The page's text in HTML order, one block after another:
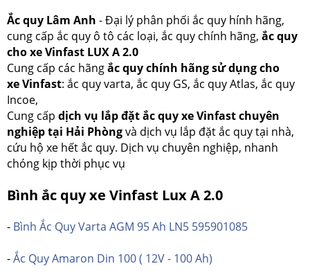
Ắc quy Lâm Anh - Đại lý phân phối ắc quy hính hãng,
cung cấp ắc quy ô tô các loại, ắc quy chính hãng, ắc quy
cho xe Vinfast LUX A 2.0
Cung cấp các hãngắc quy chính hãng sử dụng cho
xe Vinfast: ắc quy varta, ắc quy GS, ắc quy Atlas, ắc quy
Incoe,
Cung cấp dịch vụ lắp đặt ắc quy xe Vinfast chuyên
nghiệp tại Hải Phòngvà dịch vụ lắp đặt ắc quy tại nhà,
cứu hộ xe hết ắc quy. Dịch vụ chuyên nghiệp, nhanh
chóng kịp thời phục vụ
Bình ắc quy xe Vinfast Lux A 2.0
- Bình Ắc Quy Varta AGM 95 Ah LN5 595901085
-Ắc Quy Amaron Din 100 ( 12V - 100 Ah)